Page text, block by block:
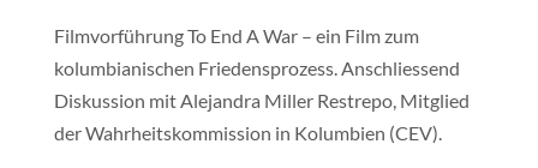
Filmvorführung To End A War – ein Film zum
kolumbianischen Friedensprozess. Anschliessend
Diskussion mit Alejandra Miller Restrepo, Mitglied
der Wahrheitskommission in Kolumbien (CEV).